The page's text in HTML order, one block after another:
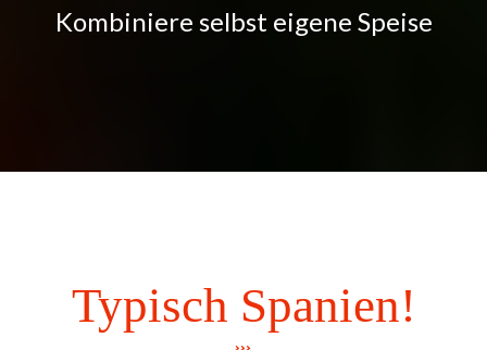
Kombiniere selbst eigene Speise
Typisch Spanien!